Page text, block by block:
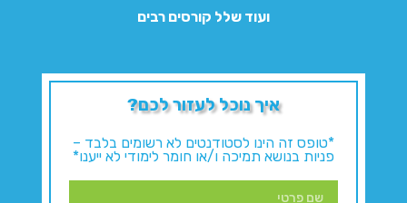
ועוד שלל קורסים רבים
איך נוכל לעזור לכם?
*טופס זה הינו לסטודנטים לא רשומים בלבד –
פניות בנושא תמיכה ו/או חומר לימודי לא ייענו*